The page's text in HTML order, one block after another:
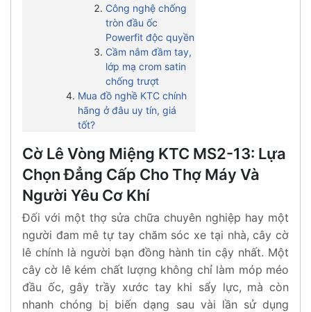
Công nghệ chống
tròn đầu ốc
Powerfit độc quyền
Cầm nắm đầm tay,
lớp mạ crom satin
chống trượt
Mua đồ nghề KTC chính
hãng ở đâu uy tín, giá
tốt?
Cờ Lê Vòng Miệng KTC MS2-13: Lựa
Chọn Đẳng Cấp Cho Thợ Máy Và
Người Yêu Cơ Khí
Đối với một thợ sửa chữa chuyên nghiệp hay một
người đam mê tự tay chăm sóc xe tại nhà, cây cờ
lê chính là người bạn đồng hành tin cậy nhất. Một
cây cờ lê kém chất lượng không chỉ làm móp méo
đầu ốc, gây trầy xước tay khi sẩy lực, mà còn
nhanh chóng bị biến dạng sau vài lần sử dụng